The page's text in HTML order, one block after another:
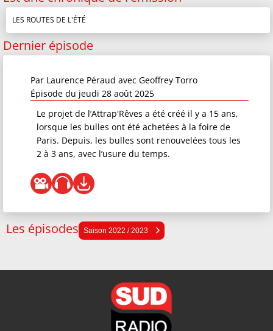
LES ROUTES DE L'ÉTÉ
Dernier épisode
Par Laurence Péraud avec Geoffrey Torro
Épisode du jeudi 28 août 2025
Le projet de l’Attrap'Rêves a été créé il y a 15 ans,
lorsque les bulles ont été achetées à la foire de
Paris. Depuis, les bulles sont renouvelées tous les
2 à 3 ans, avec l’usure du temps.
Les épisodes Saison 2022 / 2023
Saison 2023 / 2024